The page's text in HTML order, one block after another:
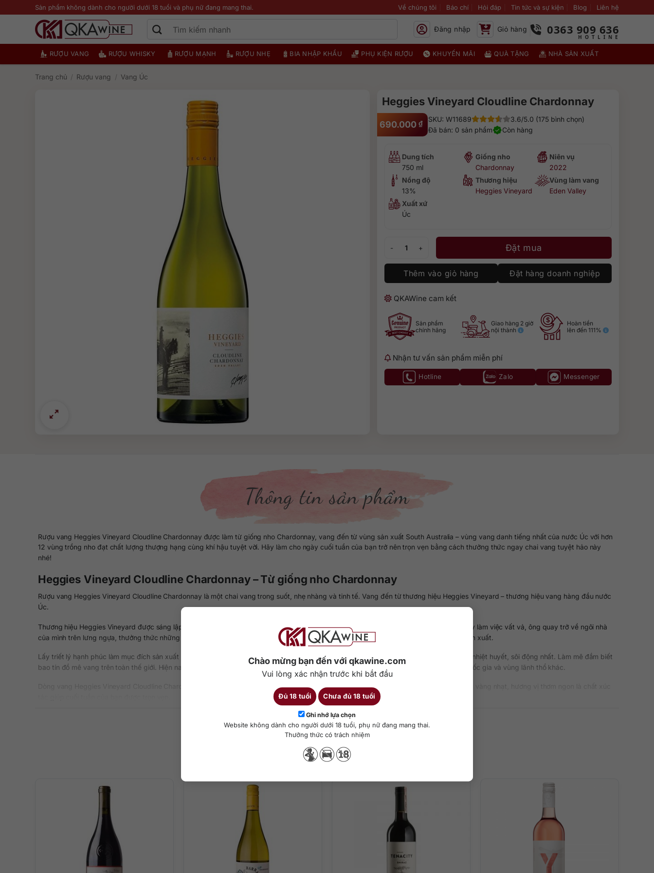
Chào mừng bạn đến với qkawine.com
Vui lòng xác nhận trước khi bắt đầu
Đủ 18 tuổi Chưa đủ 18 tuổi
Ghi nhớ lựa chọn
Website không dành cho người dưới 18 tuổi, phụ nữ đang mang thai.
Thưởng thức có trách nhiệm
qua
Sản phẩm không dành cho người dưới 18 tuổi và phụ nữ đang mang thai. Về chúng tôi Báo chí Hỏi đáp Tin tức và sự kiện Blog Liên hệ
Đăng nhập Giỏ hàng 0363 909 636
RƯỢU VANG RƯỢU WHISKY RƯỢU MẠNH RƯỢU NHẸ BIA NHẬP KHẨU PHỤ KIỆN RƯỢU KHUYẾN MÃI QUÀ TẶNG NHÀ SẢN XUẤT
Trang chủ / Rượu vang / Vang Úc
Heggies Vineyard Cloudline Chardonnay
690.000 ₫ SKU: W11689
3.6/5.0 (175 bình chọn)
Đã bán: 0 sản phẩm
Còn hàng
Dung tích
750 ml
Giống nho
Chardonnay
Niên vụ
2022
Nồng độ
13%
Thương hiệu
Heggies Vineyard
Vùng làm vang
Eden Valley
Xuất xứ
Úc
Heggies Vineyard Cloudline Chardonnay số lượng
Đặt mua
Thêm vào giỏ hàng Đặt hàng doanh nghiệp
QKAWine cam kết
Sản phẩm
chính hãng
Giao hàng 2 giờ
nội thành
Hoàn tiền
lên đến 111%
Nhận tư vấn sản phẩm miễn phí
Hotline Zalo Messenger
Thông tin sản phẩm
Rượu vang Heggies Vineyard Cloudline Chardonnay được làm từ giống nho Chardonnay, vang đến từ vùng sản xuất South Australia – vùng vang danh tiếng nhất của nước Úc với hơn
12 vùng trồng nho đạt chất lượng thượng hạng cùng khí hậu tuyệt vời. Hãy làm cho ngày cuối tuần của bạn trở nên trọn vẹn bằng cách thưởng thức ngay chai vang tuyệt hảo này
nhé!
Heggies Vineyard Cloudline Chardonnay – Từ giống nho Chardonnay
Rượu vang Heggies Vineyard Cloudline Chardonnay là một chai vang trong suốt, nhẹ nhàng và tinh tế. Vang đến từ thương hiệu Heggies Vineyard – thương hiệu vang hàng đầu nước
Úc.
Thương hiệu Heggies Vineyard được sáng lập bởi ông Colin Heggie, một người đàn ông có tâm hồn phóng khoáng và tự do. Sau một ngày làm việc vất vả, ông quay trở về ngôi nhà
của mình trên lưng ngựa, thưởng thức những nốt vang sảng khoái nhất. Đây cũng chính là hình ảnh nằm trên các chai vang mà ông đã sản xuất.
Lấy triết lý hạnh phúc làm mục đích sản xuất vang, thương hiệu Heggies Vineyard đã cho ra đời những bộ sưu tập vang với sự nồng nàn, nhiệt huyết, sôi động nhất. Làm mê đắm biết
bao tín đồ mê vang trên toàn thế giới. Hiện nay, vang không chỉ được bán rộng rãi trên toàn nước Úc mà còn được xuất khẩu sang các quốc gia và vùng lãnh thổ khác.
Dòng vang Heggies Vineyard Cloudline Chardonnay có nồng độ 13%, là loại vang trắng, được làm bởi giống nho Chardonnay, với sắc màu vàng nhạt, hương vị thơm ngon là chất xúc
Nhiệt độ phục vụ: Vang sẽ ngon nhất khi uống ở nhiệt độ từ 16-18 độ C
Quy cách: Thùng 6 chai
Mô tả hương vị
Rượu vang được lên men từ giống nho Chardonnay, khi thưởng thức người dùng sẽ cảm nhận được hương vị từ các loại hoa quả chín mọng. Đó là vị của đào, mơ, cam, quýt, táo, bơ,
Chi tiết
Sản phẩm tương tự